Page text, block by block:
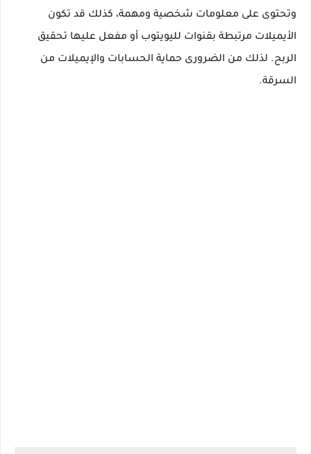
وتحتوى على معلومات شخصية ومهمة، كذلك قد تكون
الأيميلات مرتبطة بقنوات لليويتوب أو مفعل عليها تحقيق
الربح. لذلك من الضرورى حماية الحسابات والإيميلات من
السرقة.